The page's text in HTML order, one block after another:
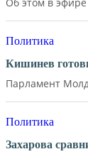
Политика
Кишинев
Парламент
Политика
Захарова